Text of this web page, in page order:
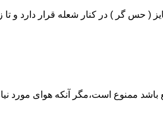
حس گر ) در کنار شعله قرار دارد و
مصرف مانند آبگرمکن در واحدهای مسکونی و غیر مسکونی که مسحت آن ها کمتر از 60 متر